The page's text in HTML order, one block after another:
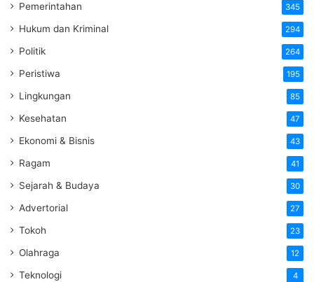
Pemerintahan 345
Hukum dan Kriminal 294
Politik 264
Peristiwa 195
Lingkungan 85
Kesehatan 47
Ekonomi & Bisnis 43
Ragam 41
Sejarah & Budaya 30
Advertorial 27
Tokoh 23
Olahraga 12
Teknologi 4